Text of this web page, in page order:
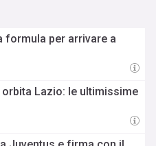
formula per arrivare a
Lazio: le ultimissime